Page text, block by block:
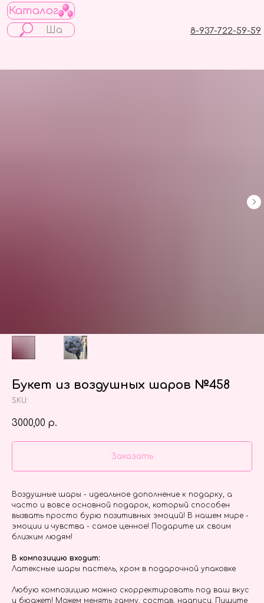
Каталог
8-937-722-59-59
Букет из воздушных шаров №458
SKU:
3000,00 р.
Заказать
Воздушные шары - идеальное дополнение к подарку, а
часто и вовсе основной подарок, который способен
вызвать просто бурю позитивных эмоций! В нашем мире -
эмоции и чувства - самое ценное! Подарите их своим
близким людям!
В композицию входит:
Латексные шары пастель, хром в подарочной упаковке
Любую композицию можно скорректировать под ваш вкус
и бюджет! Можем менять гамму, состав, надписи. Пишите